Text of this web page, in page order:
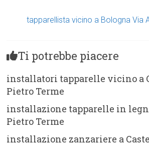
tapparellista vicino a Bologna Via
Ti potrebbe piacere
installatori tapparelle vicino a
Pietro Terme
installazione tapparelle in
Pietro Terme
installazione zanzariere a